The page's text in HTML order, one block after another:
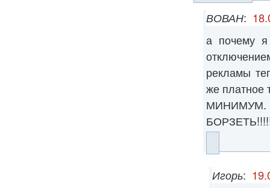
ВОВАН:
а почему
рекламы
же
Игорь: